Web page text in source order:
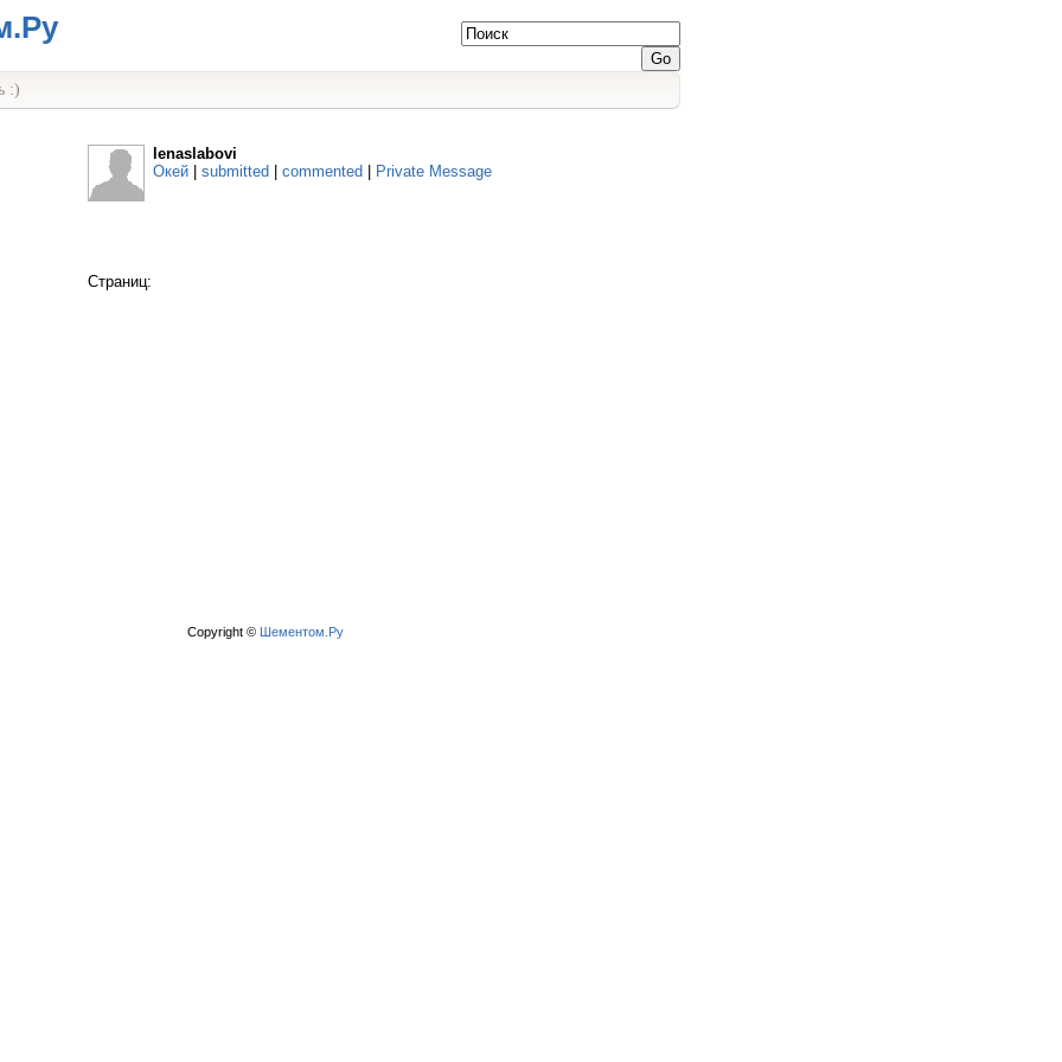
:)
lenaslabovi
Окей
submitted commented Private Message
Страниц:
Copyright © Шементом.Ру